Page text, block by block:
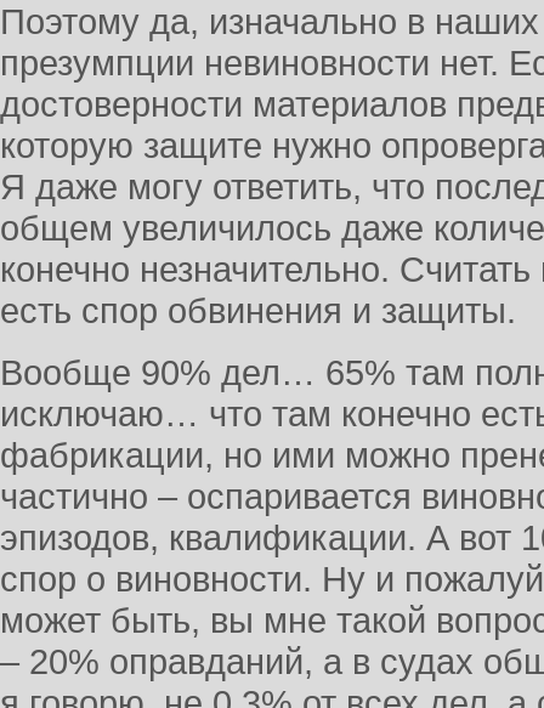
Поэтому да, изначально в
презумпции невиновности нет.
достоверности материалов
которую защите нужно
Я даже могу ответить, что
общем увеличилось даже
конечно незначительно.
есть спор обвинения и защиты.
Вообще 90% дел… 65% там
исключаю… что там конечно
фабрикации, но ими можно
частично – оспаривается
эпизодов, квалификации. А вот
спор о виновности. Ну и
может быть, вы мне такой
– 20% оправданий, а в судах